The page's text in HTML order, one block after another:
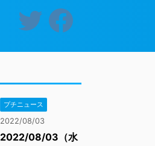
プチニュース
2022/08/03
2022/08/03（水